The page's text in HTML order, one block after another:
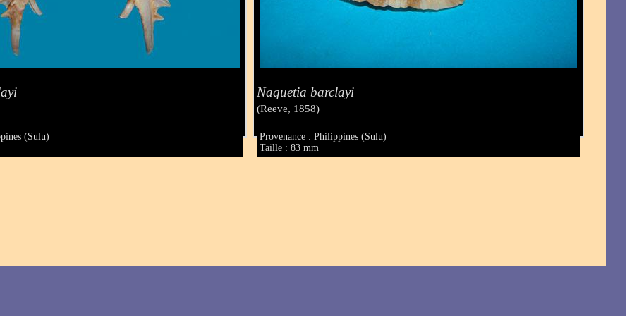
(Sulu)
Naquetia barclayi
(Reeve, 1858)
Provenance : Philippines (Sulu)
Taille : 83 mm